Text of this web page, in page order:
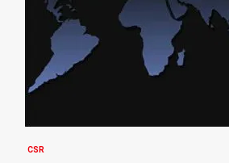
CSR